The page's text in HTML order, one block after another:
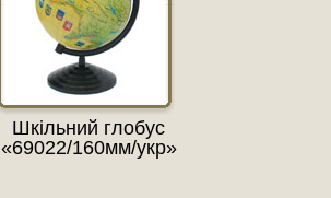
Шкільний глобус
«69022/160мм/укр»